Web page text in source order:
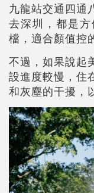
九龍站交通四通
去深圳，都是
檔，適合顏值控
不過，如果說起
設進度較慢，住
和灰塵的干擾，